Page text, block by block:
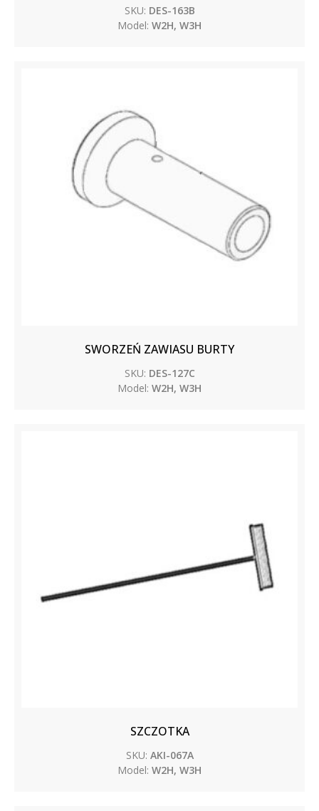
SKU: DES-163B
Model: W2H, W3H
SWORZEŃ ZAWIASU BURTY
SKU: DES-127C
Model: W2H, W3H
SZCZOTKA
SKU: AKI-067A
Model: W2H, W3H